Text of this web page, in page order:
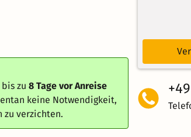
bis zu8 Tage vor Anreise
keine Notwendigkeit,
zu verzichten.